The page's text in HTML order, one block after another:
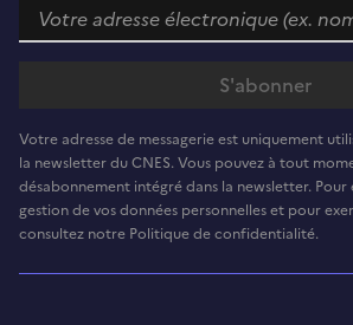
Votre adresse de messagerie est uniquement
la newsletter du CNES. Vous pouvez à tout
désabonnement intégré dans la newsletter. Pour
gestion de vos données personnelles et pour
consultez notre Politique de confidentialité.